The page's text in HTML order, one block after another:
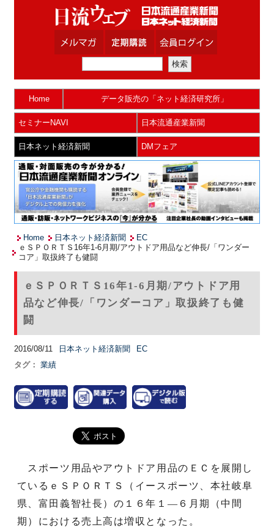
Home データ販売の「ネット経済研究所」
セミナーNAVI 日本流通産業新聞
日本ネット経済新聞 DMフェア
Home 日本ネット経済新聞
EC
ｅＳＰＯＲＴＳ16年1-6月期/アウトドア用品など伸長/「ワンダー
コア」取扱終了も健闘
ｅＳＰＯＲＴＳ16年1-6月期/アウトドア用
品など伸長/「ワンダーコア」取扱終了も健
闘
2016/08/11 日本ネット経済新聞
EC
タグ： 業績
スポーツ用品やアウトドア用品のＥＣを展開し
ているｅＳＰＯＲＴＳ（イースポーツ、本社岐阜
県、富田義智社長）の１６年１―６月期（中間
期）における売上高は増収となった。